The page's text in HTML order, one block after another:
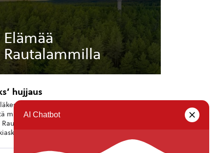
Elämää
Rautalammilla
hujjaus
asumisen mahtavia puolia on se,
minnekään ei ole pitkä matka. Ja työmatkalla
raitin varrella voi hoitaa monet
noin niin kuin vahingossa: sijoitusasiat...